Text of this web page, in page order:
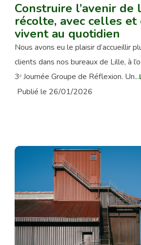
Construire l’avenir de
récolte, avec celles et
vivent au quotidien
Nous avons eu le plaisir d’accueillir
clients dans nos bureaux de Lille, à
3ᵉ Journée Groupe de Réflexion. Un...
Publié le 26/01/2026